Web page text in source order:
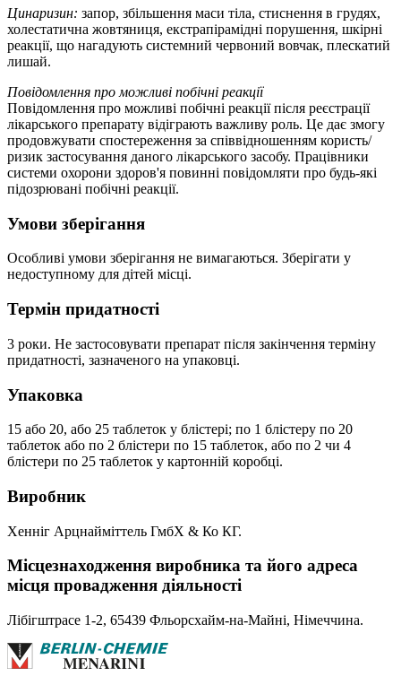
Цинаризин: запор, збільшення маси тіла, стиснення в грудях,
холестатична жовтяниця, екстрапірамідні порушення, шкірні
реакції, що нагадують системний червоний вовчак, плескатий
лишай.
Повідомлення про можливі побічні реакції
Повідомлення про можливі побічні реакції після реєстрації
лікарського препарату відіграють важливу роль. Це дає змогу
продовжувати спостереження за співвідношенням користь/
ризик застосування даного лікарського засобу. Працівники
системи охорони здоров'я повинні повідомляти про будь-які
підозрювані побічні реакції.
Умови зберігання
Особливі умови зберігання не вимагаються. Зберігати у
недоступному для дітей місці.
Термін придатності
3 роки. Не застосовувати препарат після закінчення терміну
придатності, зазначеного на упаковці.
Упаковка
15 або 20, або 25 таблеток у блістері; по 1 блістеру по 20
таблеток або по 2 блістери по 15 таблеток, або по 2 чи 4
блістери по 25 таблеток у картонній коробці.
Виробник
Хенніг Арцнайміттель ГмбХ & Ко КГ.
Місцезнаходження виробника та його адреса
місця провадження діяльності
Лібігштрасе 1-2, 65439 Фльорсхайм-на-Майні, Німеччина.